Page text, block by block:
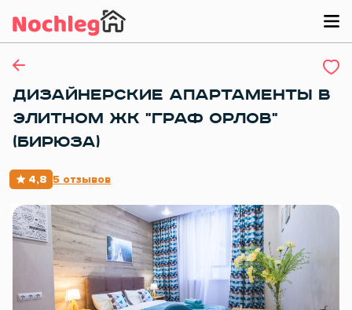
ДИЗАЙНЕРСКИЕ АПАРТАМЕНТЫ В
ЭЛИТНОМ ЖК "ГРАФ ОРЛОВ"
(БИРЮЗА)
4,8 5 отзывов